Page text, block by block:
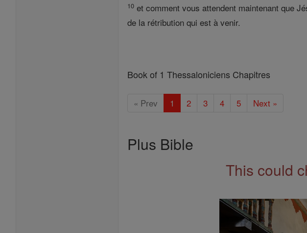
10 et comment vous attendent maintenant que
de la rétribution qui est à venir.
Book of 1 Thessaloniciens Chapitres
« Prev 1 2 3 4 5 Next »
Plus Bible
This could